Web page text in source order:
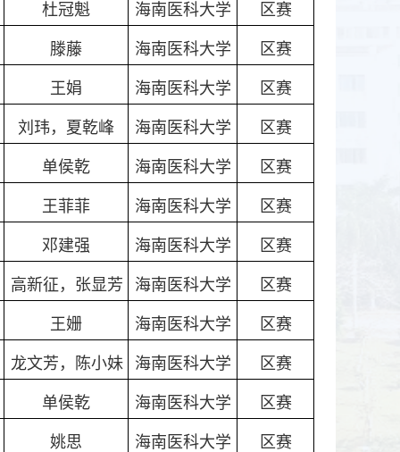
杜冠魁 海南医科大学 区赛
滕藤 海南医科大学 区赛
王娟 海南医科大学 区赛
刘玮，夏乾峰 海南医科大学 区赛
单侯乾 海南医科大学 区赛
王菲菲 海南医科大学 区赛
邓建强 海南医科大学 区赛
高新征，张显芳 海南医科大学 区赛
王姗 海南医科大学 区赛
龙文芳，陈小妹 海南医科大学 区赛
单侯乾 海南医科大学 区赛
姚思 海南医科大学 区赛